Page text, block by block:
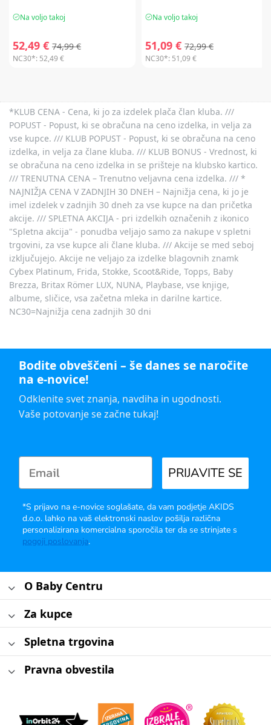
Na voljo takoj
52,49 € 74,99 €
NC30*: 52,49 €
Na voljo takoj
51,09 € 72,99 €
NC30*: 51,09 €
*KLUB CENA - Cena, ki jo za izdelek plača član kluba. ///
POPUST - Popust, ki se obračuna na ceno izdelka, in velja za
vse kupce. /// KLUB POPUST - Popust, ki se obračuna na ceno
izdelka, in velja za člane kluba. /// KLUB BONUS - Vrednost, ki
se obračuna na ceno izdelka in se prišteje na klubsko kartico.
/// TRENUTNA CENA – Trenutno veljavna cena izdelka. /// *
NAJNIŽJA CENA V ZADNJIH 30 DNEH – Najnižja cena, ki jo je
imel izdelek v zadnjih 30 dneh za vse kupce na dan pričetka
akcije. /// SPLETNA AKCIJA - pri izdelkih označenih z ikonico
"Spletna akcija" - ponudba veljajo samo za nakupe v spletni
trgovini, za vse kupce ali člane kluba. /// Akcije se med seboj
izključujejo. Akcije ne veljajo za izdelke blagovnih znamk
Cybex Platinum, Frida, Stokke, Scoot&Ride, Topps, Baby
Brezza, Britax Römer LUX, NUNA, Playbase, vse knjige,
albume, sličice, vsa začetna mleka in darilne kartice.
NC30=Najnižja cena zadnjih 30 dni
Bodite obveščeni – še danes se naročite
na e-novice!
Odklenite svet znanja, navdiha in ugodnosti.
Vaše potovanje se začne tukaj!
PRIJAVITE SE
*S prijavo na e-novice soglašate, da vam podjetje AKIDS
d.o.o. lahko na vaš elektronski naslov pošilja različna
personalizirana komercialna sporočila ter da se strinjate s
pogoji poslovanja.
O Baby Centru
Za kupce
Spletna trgovina
Pravna obvestila